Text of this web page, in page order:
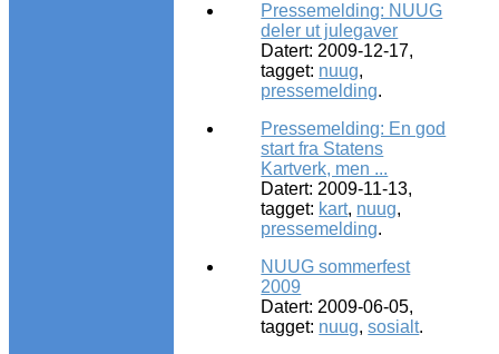
Pressemelding: NUUG
deler ut julegaver
Datert: 2009-12-17,
tagget: nuug,
pressemelding.
Pressemelding: En god
start fra Statens
Kartverk, men ...
Datert: 2009-11-13,
tagget: kart, nuug,
pressemelding.
NUUG sommerfest
2009
Datert: 2009-06-05,
tagget: nuug,sosialt.